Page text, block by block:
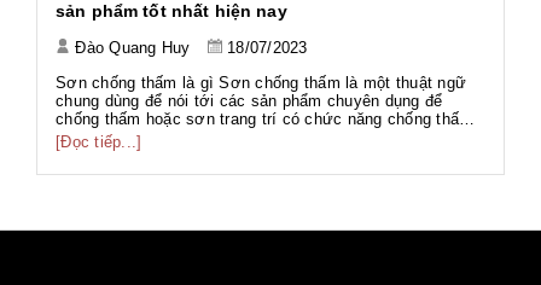
sản phẩm tốt nhất hiện nay
Đào Quang Huy
18/07/2023
Sơn chống thấm là gì Sơn chống thấm là một thuật ngữ
chung dùng để nói tới các sản phẩm chuyên dụng để
chống thấm hoặc sơn trang trí có chức năng chống thấm.
Với thành phần đa dạng như gốc PU, gốc Acrylic, gốc Xi
măng... phục vụ nhiều hạng mục công trình với nhiều mục
đích khác nhau. Sơn chố...
[Đọc tiếp...]